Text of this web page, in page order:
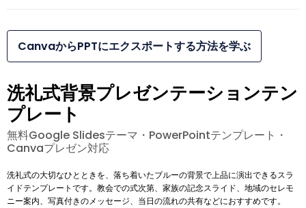
CanvaからPPTにエクスポートする方法を学ぶ
洗礼式背景プレゼンテーションテン
プレート
無料Google Slidesテーマ・PowerPointテンプレート・
Canvaプレゼン対応
洗礼式の大切なひとときを、落ち着いたブルーの背景で上品に演出できるスラ
イドテンプレートです。教会での式次第、家族の記念スライド、地域のセレモ
ニー案内、写真付きのメッセージ、当日の流れの共有などにおすすめです。